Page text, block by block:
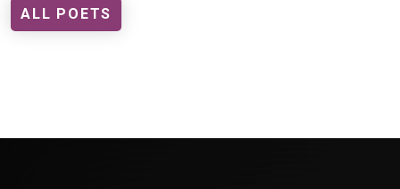
ALL POETS